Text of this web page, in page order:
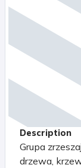
Description
Grupa
drzewa,